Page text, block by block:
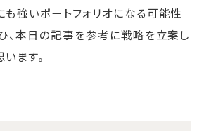
強いポートフォリオになる可能性
、本日の記事を参考に戦略を立案し
ます。